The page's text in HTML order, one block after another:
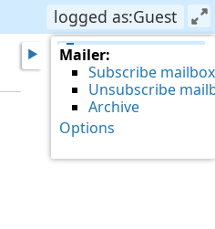
logged as:Guest
Mailer:
Subscribe mailbox
Unsubscribe
Archive
Options